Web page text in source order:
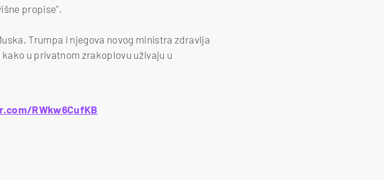
propise".
Trumpa i njegova novog ministra zdravlja
u privatnom zrakoplovu uživaju u
RWkw6CufKB